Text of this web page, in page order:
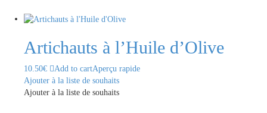
Artichauts à l’Huile d’Olive
10.50€ Add to cartAperçu rapide
Ajouter à la liste de souhaits
Ajouter à la liste de souhaits